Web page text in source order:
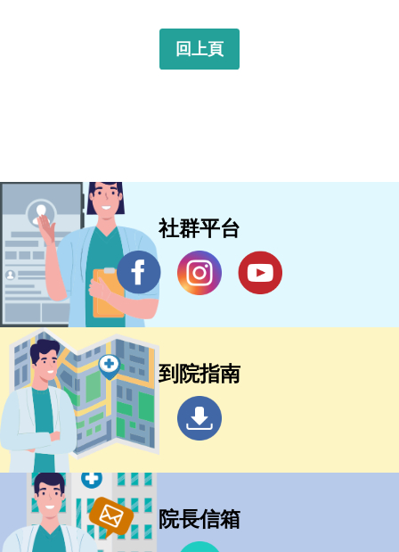
回上頁
社群平台
到院指南
院長信箱